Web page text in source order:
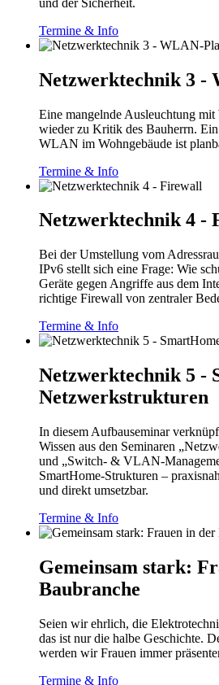
Termine & Info
Netzwerktechnik 3 -
Eine mangelnde Ausleuchtung
wieder zu Kritik des Bauherrn.
WLAN im Wohngebäude ist
Termine & Info
Netzwerktechnik 4 -
Bei der Umstellung vom
IPv6 stellt sich eine Frage: Wie
Geräte gegen Angriffe aus dem
richtige Firewall von zentraler
Termine & Info
Netzwerktechnik 5 -
Netzwerkstrukturen
In diesem Aufbauseminar
Wissen aus den Seminaren
und „Switch- & VLAN-
SmartHome‑Strukturen –
und direkt umsetzbar.
Termine & Info
Gemeinsam stark:
Baubranche
Seien wir ehrlich, die
das ist nur die halbe Geschichte.
werden wir Frauen immer
Termine & Info